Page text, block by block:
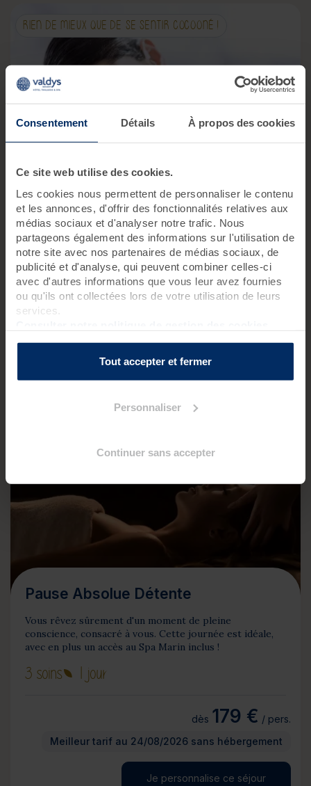
Consentement Détails À propos des cookies
Ce site web utilise des cookies.
Les cookies nous permettent de personnaliser le contenu
et les annonces, d'offrir des fonctionnalités relatives aux
médias sociaux et d'analyser notre trafic. Nous
partageons également des informations sur l'utilisation de
notre site avec nos partenaires de médias sociaux, de
publicité et d'analyse, qui peuvent combiner celles-ci
avec d'autres informations que vous leur avez fournies
ou qu'ils ont collectées lors de votre utilisation de leurs
services.
Tout accepter et fermer
Personnaliser
Continuer sans accepter
RIEN DE MIEUX QUE DE SE SENTIR COCOONÉ !
Pause Cocoon
Mélange des bienfaits de la thalasso et des plaisirs du
spa, ressourcez-vous dans nos lieux et profitez du Spa
Marin inclus !
4 soins 1 jour
179 €
Je personnalise ce séjour
Pause Absolue Détente
Vous rêvez sûrement d'un moment de pleine
conscience, consacré à vous. Cette journée est idéale,
avec en plus un accès au Spa Marin inclus !
3 soins 1 jour
dès 179 € / pers.
Meilleur tarif au 24/08/2026 sans hébergement
Je personnalise ce séjour